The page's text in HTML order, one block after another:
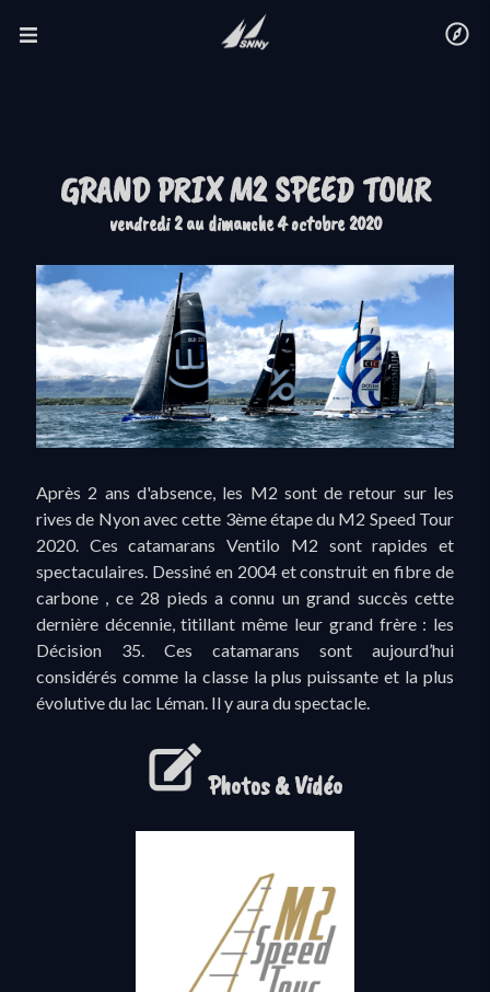
GRAND PRIX M2 SPEED TOUR
vendredi 2 au dimanche 4 octobre 2020
Après 2 ans d'absence, les M2 sont de retour sur les
rives de Nyon avec cette 3ème étape du M2 Speed Tour
2020. Ces catamarans Ventilo M2 sont rapides et
spectaculaires. Dessiné en 2004 et construit en fibre de
carbone , ce 28 pieds a connu un grand succès cette
dernière décennie, titillant même leur grand frère : les
Décision 35. Ces catamarans sont aujourd’hui
considérés comme la classe la plus puissante et la plus
évolutive du lac Léman. Il y aura du spectacle.
Photos & Vidéo